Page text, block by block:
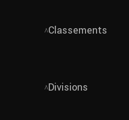
Classements
Divisions